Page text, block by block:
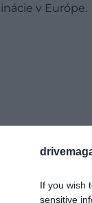
If you wish
sensitive
v Európe.